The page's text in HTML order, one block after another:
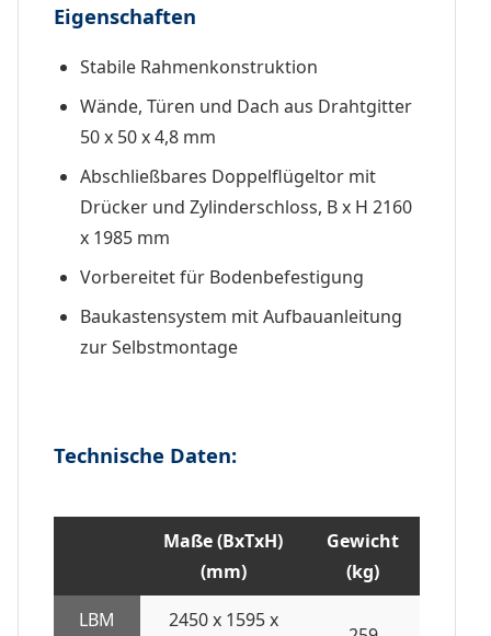
Eigenschaften
Stabile Rahmenkonstruktion
Wände, Türen und Dach aus Drahtgitter
50 x 50 x 4,8 mm
Abschließbares Doppelflügeltor mit
Drücker und Zylinderschloss, B x H 2160
x 1985 mm
Vorbereitet für Bodenbefestigung
Baukastensystem mit Aufbauanleitung
zur Selbstmontage
Technische Daten:
Maße (BxTxH)
(mm)
Gewicht
(kg)
LBM
2450 x 1595 x